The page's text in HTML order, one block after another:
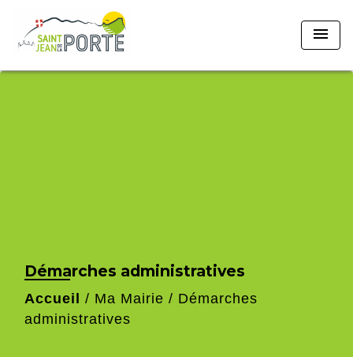
menu
Démarches administratives
Accueil / Ma Mairie / Démarches
administratives